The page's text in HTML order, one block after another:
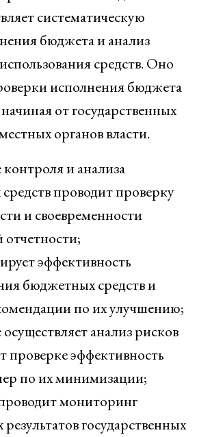
систематическую
бюджета и анализ
средств. Оно
исполнения бюджета
от государственных
органов власти.
и анализа
проводит проверку
и своевременности
эффективность
бюджетных средств и
по их улучшению;
анализ рисков
проверке эффективность
по их минимизации;
мониторинг
государственных